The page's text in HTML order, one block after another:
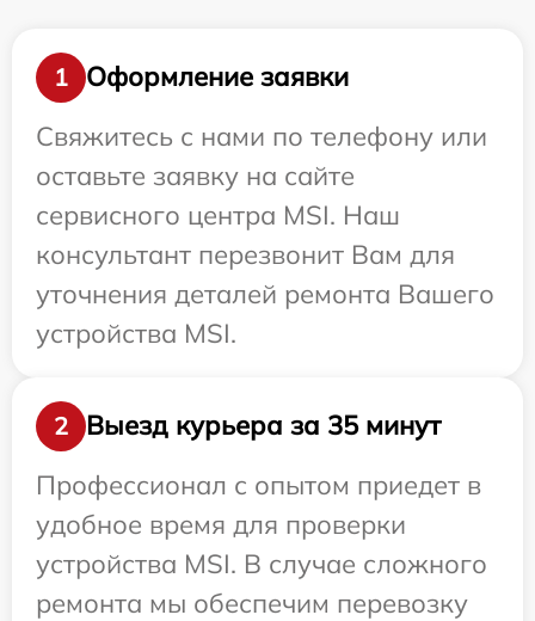
1
Оформление заявки
Свяжитесь с нами по телефону или
оставьте заявку на сайте
сервисного центра MSI. Наш
консультант перезвонит Вам для
уточнения деталей ремонта Вашего
устройства MSI.
2
Выезд курьера за 35 минут
Профессионал с опытом приедет в
удобное время для проверки
устройства MSI. В случае сложного
ремонта мы обеспечим перевозку